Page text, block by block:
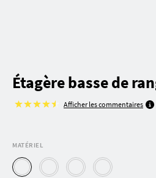
Étagère basse de
Afficher les commentaires
MATÉRIEL